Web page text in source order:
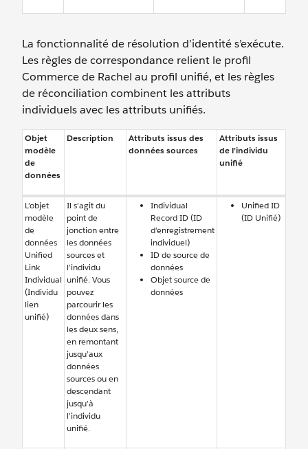
La fonctionnalité de résolution d’identité s’exécute.
Les règles de correspondance relient le profil
Commerce de Rachel au profil unifié, et les règles
de réconciliation combinent les attributs
individuels avec les attributs unifiés.
Objet
modèle
de
données
Description
Attributs issus des
données sources
Attributs issus
de l’individu
unifié
L’objet
modèle
de
données
Unified
Link
Individual
(Individu
lien
unifié)
Il s’agit du
point de
jonction entre
les données
sources et
l’individu
unifié. Vous
pouvez
parcourir les
données dans
les deux sens,
en remontant
jusqu’aux
données
sources ou en
descendant
jusqu’à
l’individu
unifié.
Individual
Record ID (ID
d’enregistrement
individuel)
ID de source de
données
Objet source de
données
Unified ID
(ID Unifié)